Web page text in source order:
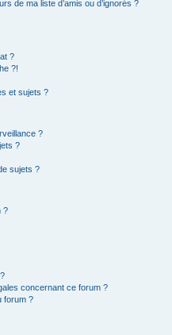
de ma liste d’amis ou d’ignorés ?
?
?!
et sujets ?
?
?
sujets ?
?
concernant ce forum ?
forum ?